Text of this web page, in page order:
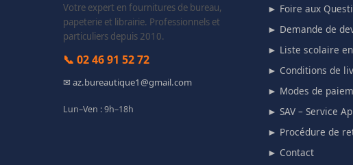
Votre expert en fournitures de bureau,
papeterie et librairie. Professionnels et
particuliers depuis 2010.
📞 02 46 91 52 72
✉ az.bureautique1@gmail.com
Lun–Ven : 9h–18h
► Foire aux
► Demande de
► Liste scolaire
► Conditions de
► Modes de
► SAV – Service
► Procédure de
► Contact